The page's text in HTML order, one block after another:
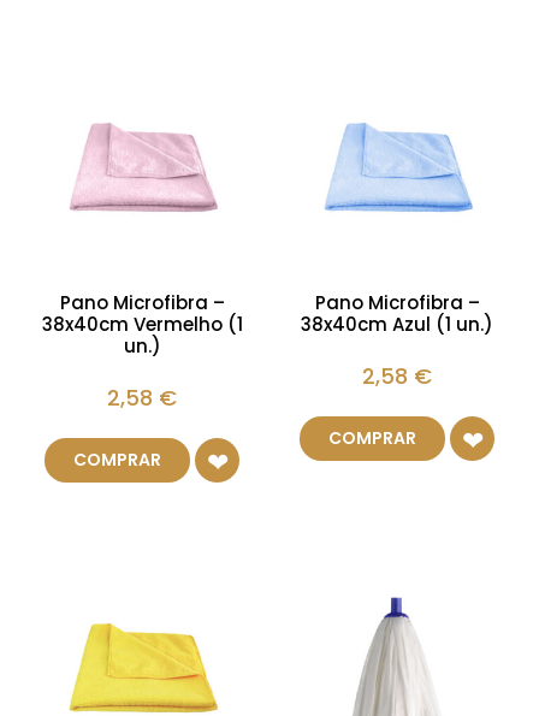
Pano Microfibra –
38x40cm Vermelho (1
un.)
2,58 €
COMPRAR
Pano Microfibra –
38x40cm Azul (1 un.)
2,58 €
COMPRAR